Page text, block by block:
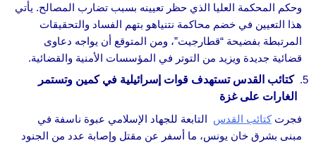
وحكم المحكمة العليا الذي حظر تعيينه بسبب تضارب المصالح. يأتي
هذا التعيين في خضم محاكمة نتنياهو بتهم الفساد والتحقيقات
المرتبطة بفضيحة “قطارجيت”، ومن المتوقع أن يواجه دعاوى
قضائية جديدة ويزيد من التوتر في المؤسسات الأمنية والقضائية.
كتائب القدس تستهدف قوات إسرائيلية في كمين وتستمر
الغارات على غزة
فجرتكتائب القدس التابعة للجهاد الإسلامي عبوة ناسفة في
مبنى بشرق خان يونس، ما أسفر عن مقتل وإصابة عدد من الجنود